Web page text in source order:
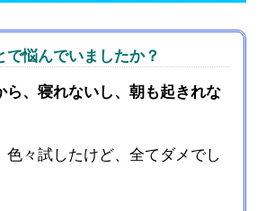
で悩んでいましたか？
ら、寝れないし、朝も起きれな
色々試したけど、全てダメでし